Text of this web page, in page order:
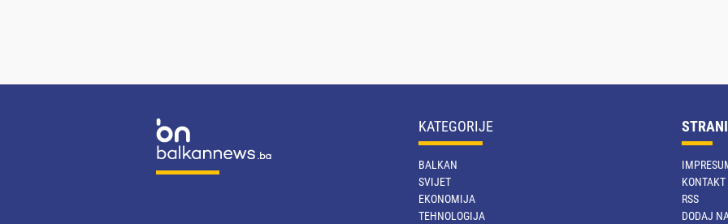
KATEGORIJE
BALKAN
SVIJET
EKONOMIJA
TEHNOLOGIJA
KONTAKT
RSS
DODAJ